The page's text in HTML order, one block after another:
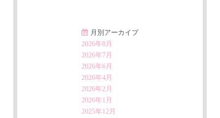
月別アーカイブ
2026年8月
2026年7月
2026年6月
2026年4月
2026年2月
2026年1月
2025年12月